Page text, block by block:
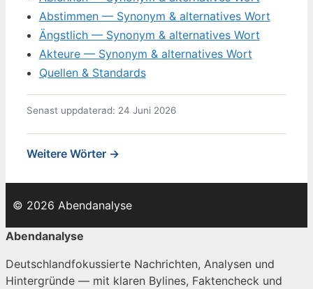
Abstimmen — Synonym & alternatives Wort
Ängstlich — Synonym & alternatives Wort
Akteure — Synonym & alternatives Wort
Quellen & Standards
Senast uppdaterad: 24 Juni 2026
Weitere Wörter →
© 2026 Abendanalyse
Abendanalyse
Deutschlandfokussierte Nachrichten, Analysen und
Hintergründe — mit klaren Bylines, Faktencheck und